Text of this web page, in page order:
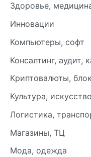
Здоровье,
Инновации
Компьютеры, софт
Консалтинг, аудит,
Криптовалюты,
Культура, искусство
Логистика,
Магазины, ТЦ
Мода, одежда